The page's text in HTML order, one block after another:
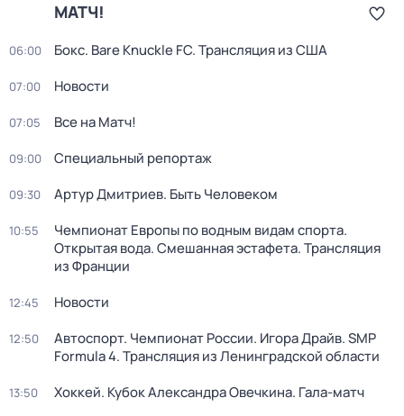
МАТЧ!
06:00 Бокс. Bare Knuckle FC. Трансляция из США
07:00 Новости
07:05 Все на Матч!
09:00 Специальный репортаж
09:30 Артур Дмитриев. Быть Человеком
10:55
Чемпионат Европы по водным видам спорта.
Открытая вода. Смешанная эстафета. Трансляция
из Франции
12:45 Новости
12:50
Автоспорт. Чемпионат России. Игора Драйв. SMP
Formula 4. Трансляция из Ленинградской области
13:50 Хоккей. Кубок Александра Овечкина. Гала-матч